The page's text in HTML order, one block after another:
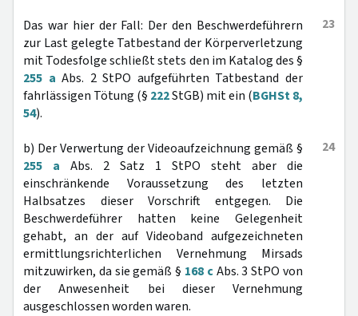
23
Das war hier der Fall: Der den Beschwerdeführern
zur Last gelegte Tatbestand der Körperverletzung
mit Todesfolge schließt stets den im Katalog des §
255 a Abs. 2 StPO aufgeführten Tatbestand der
fahrlässigen Tötung (§ 222StGB) mit ein (BGHSt 8,
54).
24
b) Der Verwertung der Videoaufzeichnung gemäß §
255 a Abs. 2 Satz 1 StPO steht aber die
einschränkende Voraussetzung des letzten
Halbsatzes dieser Vorschrift entgegen. Die
Beschwerdeführer hatten keine Gelegenheit
gehabt, an der auf Videoband aufgezeichneten
ermittlungsrichterlichen Vernehmung Mirsads
mitzuwirken, da sie gemäß § 168 cAbs. 3 StPO von
der Anwesenheit bei dieser Vernehmung
ausgeschlossen worden waren.